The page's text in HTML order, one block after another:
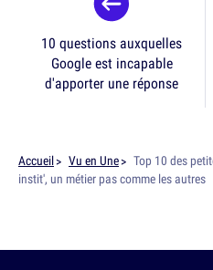
10 questions auxquelles
Google est incapable
d'apporter une réponse
Accueil Vu en Une
Top 10 des
instit', un métier pas comme les autres